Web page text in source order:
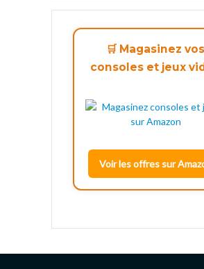
🛒 Magasinez vos
consoles et jeux
Voir les offres sur